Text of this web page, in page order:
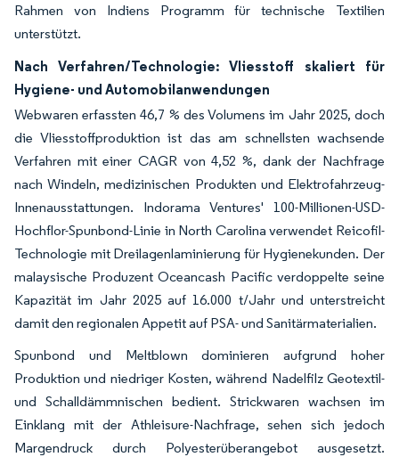
Rahmen von Indiens Programm für technische Textilien
unterstützt.
Nach Verfahren/Technologie: Vliesstoff skaliert für
Hygiene- und Automobilanwendungen
Webwaren erfassten 46,7 % des Volumens im Jahr 2025, doch
die Vliesstoffproduktion ist das am schnellsten wachsende
Verfahren mit einer CAGR von 4,52 %, dank der Nachfrage
nach Windeln, medizinischen Produkten und Elektrofahrzeug-
Innenausstattungen. Indorama Ventures' 100-Millionen-USD-
Hochflor-Spunbond-Linie in North Carolina verwendet Reicofil-
Technologie mit Dreilagenlaminierung für Hygienekunden. Der
malaysische Produzent Oceancash Pacific verdoppelte seine
Kapazität im Jahr 2025 auf 16.000 t/Jahr und unterstreicht
damit den regionalen Appetit auf PSA- und Sanitärmaterialien.
Spunbond und Meltblown dominieren aufgrund hoher
Produktion und niedriger Kosten, während Nadelfilz Geotextil-
und Schalldämmnischen bedient. Strickwaren wachsen im
Einklang mit der Athleisure-Nachfrage, sehen sich jedoch
Margendruck durch Polyesterüberangebot ausgesetzt.